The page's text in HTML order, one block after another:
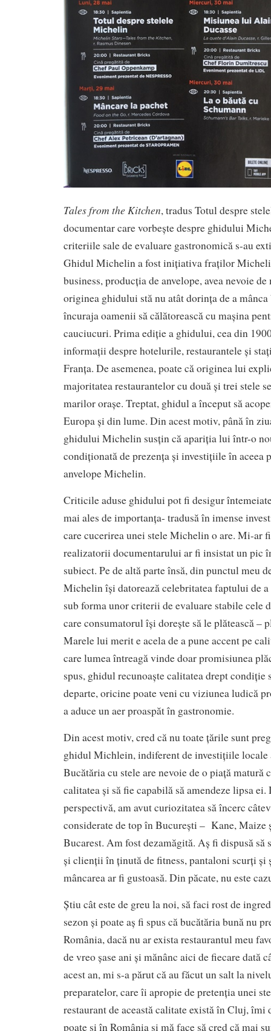
Tales from the Kitchen, tradus Totul despre
documentar care vorbește despre ghidului
criteriile sale de evaluare gastronomică s-au
Ghidul Michelin a fost inițiativa fraților
business, producția de anvelope, avea nevoie
originea ghidului stă nu atât dorința de a mânca
încuraja oamenii să călătorească cu mașina
cauciucuri. Prima ediție a ghidului, cea din
informații despre hotelurile, restaurantele și
Franța. De asemenea, poate că originea lui
majoritatea restaurantelor cu două și trei stele
marilor orașe. Treptat, ghidul a început să
Europa și din lume. Din acest motiv, până în
ghidului Michelin susțin că apariția lui într-o
condiționată de prezența și investițiile în aceea
anvelope Michelin.
Criticile aduse ghidului pot fi desigur
mai ales de importanța- tradusă în imense
care cucerirea unei stele Michelin o are. Mi-ar
realizatorii documentarului ar fi insistat un pic
subiect. Pe de altă parte însă, din punctul meu
Michelin își datorează celebritatea faptului de a
sub forma unor criterii de evaluare stabile cele
care consumatorul își dorește să le plătească –
Marele lui merit e acela de a pune accent pe
care lumea întreagă vinde doar promisiunea
spus, ghidul recunoaște calitatea drept condiție
departe, oricine poate veni cu viziunea ludică
a aduce un aer proaspăt în gastronomie.
Din acest motiv, cred că nu toate țările sunt
ghidul Michlein, indiferent de investițiile locale
Bucătăria cu stele are nevoie de o piață matură
calitatea și să fie capabilă să amendeze lipsa ei.
perspectivă, am avut curiozitatea să încerc
considerate de top în București – Kane, Maize
Bucarest. Am fost dezamăgită. Aș fi dispusă să
și clienții în ținută de fitness, pantaloni scurți și
mâncarea ar fi gustoasă. Din păcate, nu este
Știu cât este de greu la noi, să faci rost de
sezon și poate aș fi spus că bucătăria bună nu
România, dacă nu ar exista restaurantul meu
de vreo șase ani și mănânc aici de fiecare dată
acest an, mi s-a părut că au făcut un salt la
preparatelor, care îi apropie de pretenția unei
restaurant de această calitate există în Cluj, îmi
poate și în România și mă face să cred că mai